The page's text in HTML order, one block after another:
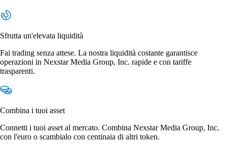
Sfrutta un'elevata liquidità
Fai trading senza attese. La nostra liquidità costante garantisce
operazioni in Nexstar Media Group, Inc. rapide e con tariffe
trasparenti.
Combina i tuoi asset
Connetti i tuoi asset al mercato. Combina Nexstar Media Group, Inc.
con l'euro o scambialo con centinaia di altri token.